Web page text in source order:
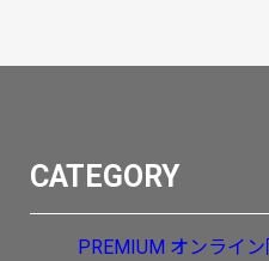
CATEGORY
PREMIUM オンライン